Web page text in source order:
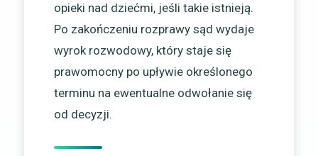
opieki nad dziećmi, jeśli takie istnieją.
Po zakończeniu rozprawy sąd wydaje
wyrok rozwodowy, który staje się
prawomocny po upływie określonego
terminu na ewentualne odwołanie się
od decyzji.